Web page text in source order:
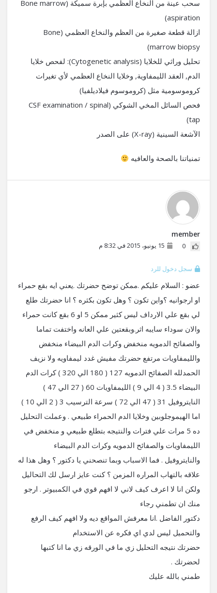
سحب عينة من النخاع العظمي بإبرة سميكة (Bone marrow
aspiration)
ازالة قطعة صغيرة من العظم والنخاع العظمي (Bone
marrow biopsy)
تحليل وراثي للخلايا (Cytogenetic analysis): لفحص خلايا
الدم, العقد الليمفاوية, وخلايا النخاع العظمي لأي تغيرات
كروموسومية مثل (كروموسوم فيلاديلفيا)
فحص السائل المخي الشوكي (CSF examination / spinal
tap)
الآشعة السينية (X-ray) على الصدر
تمنياتنا بالصحة والعافيه
member
0 15 يونيو، 2015 في 8:32 م
سجل دخول للرد
عضو : السلام عليكم .ممكن توضح حضرتك .يعني ايه بقع حمراء
او ارجوانيه ؟واين تكون ؟ وهل تكون بكثره ؟ انا حضرتك طلع
لي بقع علي الارداف ليس كثير ممكن 5 او 6 بقع كانت حمراء
والان سوداء سايبه اثر.وبقعتين علي العانه واختفت تماما
والصفائح الدمويه منخفض وكرات الدم البيضاء منخفض
والليمفاويات مرتفع حضرتك مفيش غدد ليمفاويه ولا نزيف
الحمدلله الصفائح الدمويه 127 ( 180 الي 320 ) كرات الدم
البيضاء 3.5 ( 4 الي 9 ) الليمفاويات 60 ( 27 الي 47 )
النايتروفيل 31 ( 47 الي 72 ) سرعة الترسيب 3 ( 2 الي 10 )
اما الهيموجلوبين وخلايا الدم الحمراء طبيعي . وعملت التحليل
ده 5 مرات علي فترات والنتيجه بتطلع طبيعي و منخفض في
الليمفاويات والصفائح الدمويه وكرات الدم البيضاء
والنايتروفيل . فما الاسباب وبما تنصحني يا دكتور ؟ وهل هذا له
علاقه بالتهاب المراره المزمن ؟ كنت عايز ارسل لك التحاليل
ولكن انا لا اعرف كيف لاني لا افهم قوي في الكمبيوتر . ارجو
منك ان تطمني رجاء
دكتور الفاضل .انا معرفش المواقع ديه ولا افهم كيف الرفع
والتحميل ليس لدي اي فكره عن الاستخدام
حضرتك نتيجه التحليل زي ما في الورقه زي ما انا كتبها
لحضرتك .
طمني بالله عليك